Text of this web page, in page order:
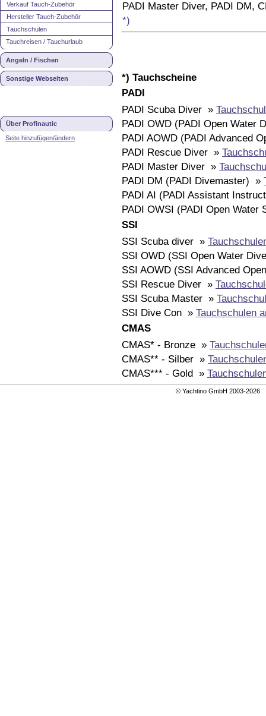
Verkauf Tauch-Zubehör
Hersteller Tauch-Zubehör
Tauchschulen
Tauchreisen / Tauchurlaub
Angeln / Fischen
Sonstige Webseiten
Über Profinautic
Seite hinzufügen/ändern
PADI Master Diver, PADI DM,
*)
*) Tauchscheine
PADI
PADI Scuba Diver »
PADI OWD (PADI Open Water
PADI AOWD (PADI Advanced
PADI Rescue Diver »
PADI Master Diver »
PADI DM (PADI Divemaster) »
PADI AI (PADI Assistant
PADI OWSI (PADI Open
SSI
SSI Scuba diver »
SSI OWD (SSI Open Water
SSI AOWD (SSI Advanced
SSI Rescue Diver »
SSI Scuba Master »
SSI Dive Con » Tauchschulen
CMAS
CMAS* - Bronze »
CMAS** - Silber »
CMAS*** - Gold »
© Yachtino GmbH 2003-